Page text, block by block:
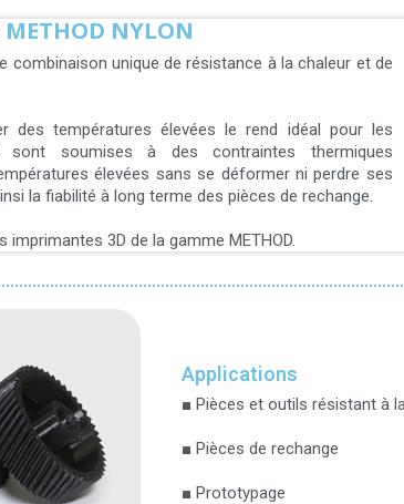
NYLON
combinaison unique de résistance à la chaleur et de
des températures élevées le rend idéal pour les
sont soumises à des contraintes thermiques
élevées sans se déformer ni perdre ses
la fiabilité à long terme des pièces de rechange.
3D de la gamme METHOD.
Applications
■ Pièces et outils résistant à
■ Pièces de rechange
■ Prototypage